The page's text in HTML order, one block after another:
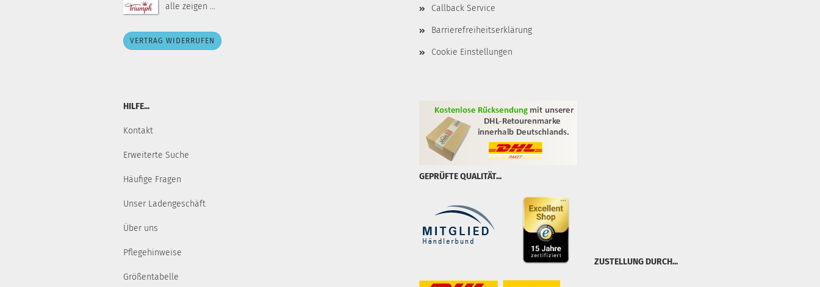
alle zeigen ...
VERTRAG WIDERRUFEN
Callback Service
Barrierefreiheitserklärung
Cookie Einstellungen
HILFE...
Kontakt
Erweiterte Suche
Häufige Fragen
Unser Ladengeschäft
Über uns
Pflegehinweise
Größentabelle
GEPRÜFTE QUALITÄT...
ZUSTELLUNG DURCH...